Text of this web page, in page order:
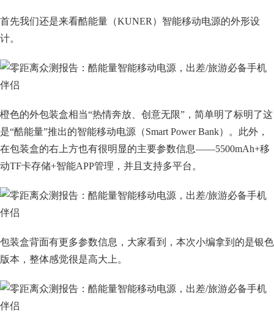
首先我们还是来看酷能量（KUNER）智能移动电源的外形设
计。
橙色的外包装盒相当“热情奔放、创意无限”，简单明了标明了这
是“酷能量”推出的智能移动电源（Smart Power Bank）。此外，
在包装盒的右上方也有很明显的主要参数信息——5500mAh+移
动TF卡存储+智能APP管理，并且支持多平台。
包装盒背面有更多参数信息，大家看到，本次小编拿到的是银色
版本，整体感觉很是高大上。